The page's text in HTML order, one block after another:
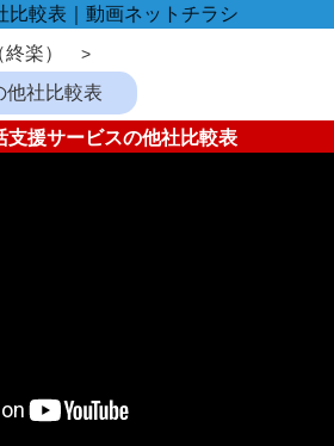
比較表｜動画ネットチラシ
楽）
他社比較表
支援サービスの他社比較表